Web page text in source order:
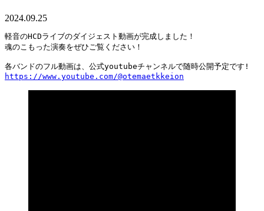
2024.09.25
軽音のHCDライブのダイジェスト動画が完成しました！
魂のこもった演奏をぜひご覧ください！
各バンドのフル動画は、公式youtubeチャンネルで随時公開予定です!
https://www.youtube.com/@otemaetkkeion